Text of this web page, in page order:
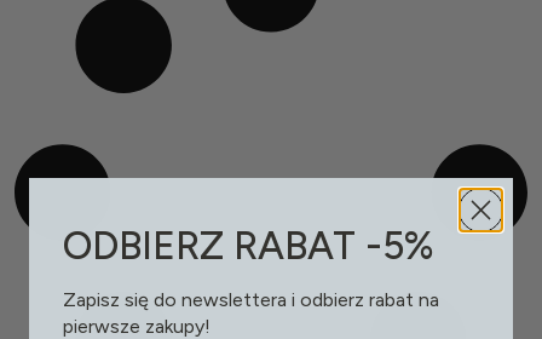
ODBIERZ RABAT -5%
Zapisz się do newslettera i odbierz rabat na
pierwsze zakupy!